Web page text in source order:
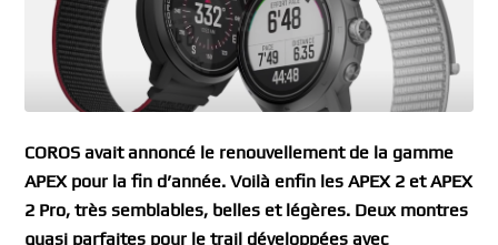
COROS avait annoncé le renouvellement de la gamme
APEX pour la fin d’année. Voilà enfin les APEX 2 et APEX
2 Pro, très semblables, belles et légères. Deux montres
quasi parfaites pour le trail développées avec